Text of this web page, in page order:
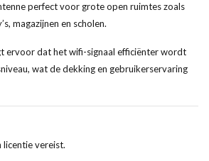
perfect voor grote open ruimtes zoals
magazijnen en scholen.
ervoor dat het wifi-signaal efficiënter wordt
wat de dekking en gebruikerservaring
vereist.